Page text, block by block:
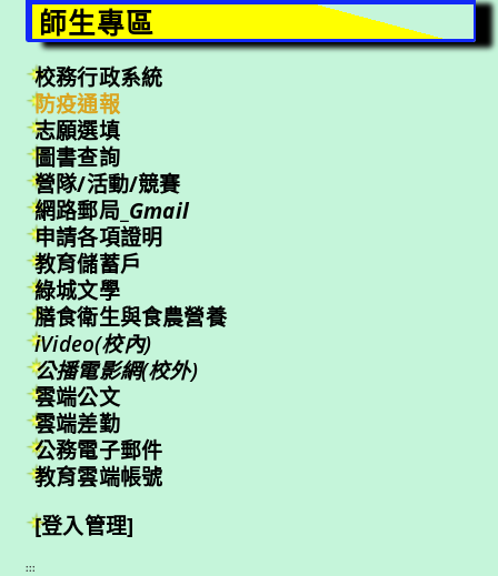
師生專區
校務行政系統
防疫通報
志願選填
圖書查詢
營隊/活動/競賽
網路郵局_ Gmail
申請各項證明
教育儲蓄戶
綠城文學
膳食衛生與食農營養
iVideo(校內)
公播電影網(校外)
雲端公文
雲端差勤
公務電子郵件
教育雲端帳號
[登入管理]
:::